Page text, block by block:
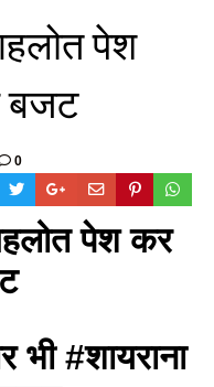
पेश
बजट
0
पेश कर
भी #शायराना